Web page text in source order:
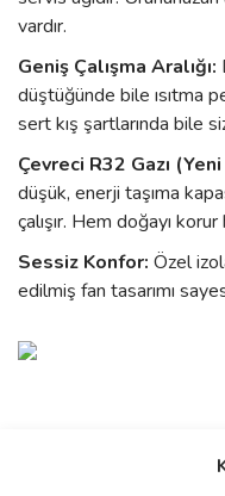
vardır.
Geniş Çalışma Aralığı:
düştüğünde bile ısıtma
sert kış şartlarında bile
Çevreci R32 Gazı
düşük, enerji taşıma
çalışır. Hem doğayı
Sessiz Konfor: Özel
edilmiş fan tasarımı
Bu